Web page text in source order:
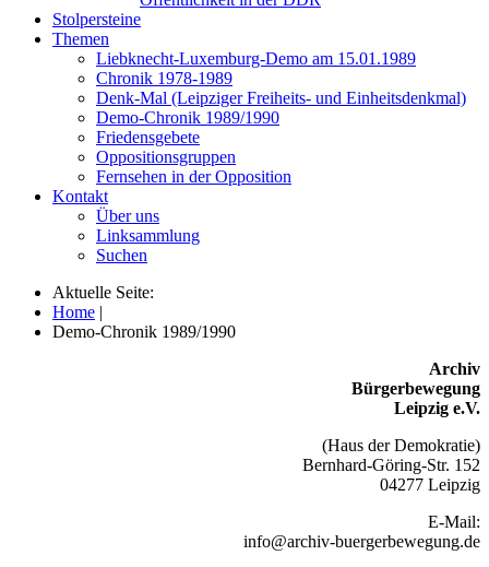
Stolpersteine
Themen
Liebknecht-Luxemburg-Demo am 15.01.1989
Chronik 1978-1989
Denk-Mal (Leipziger Freiheits- und Einheitsdenkmal)
Demo-Chronik 1989/1990
Friedensgebete
Oppositionsgruppen
Fernsehen in der Opposition
Kontakt
Über uns
Linksammlung
Suchen
Aktuelle Seite:
Home |
Demo-Chronik 1989/1990
Archiv
Bürgerbewegung
Leipzig e.V.
(Haus der Demokratie)
Bernhard-Göring-Str. 152
04277 Leipzig
E-Mail:
info@archiv-buergerbewegung.de